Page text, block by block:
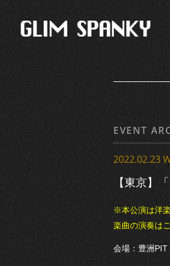
EVENT
2022.02.23
【東京】
※本公演は洋
楽曲の演奏は
会場：豊洲PIT